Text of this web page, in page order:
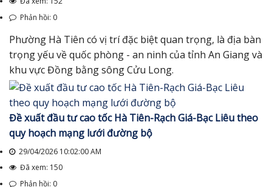
Phản hồi: 0
Phường Hà Tiên có vị trí đặc biệt quan trọng, là địa bàn
trọng yếu về quốc phòng - an ninh của tỉnh An Giang và
khu vực Đồng bằng sông Cửu Long.
Đề xuất đầu tư cao tốc Hà Tiên-Rạch Giá-Bạc Liêu theo
quy hoạch mạng lưới đường bộ
29/04/2026 10:02:00 AM
Đã xem: 150
Phản hồi: 0